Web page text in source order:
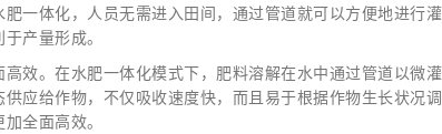
一体化，人员无需进入田间，通过管道就可以方便地进行
产量形成。
效。在水肥一体化模式下，肥料溶解在水中通过管道以微
应给作物，不仅吸收速度快，而且易于根据作物生长状况
全面高效。